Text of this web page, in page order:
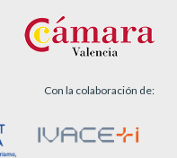
Con la colaboración de: